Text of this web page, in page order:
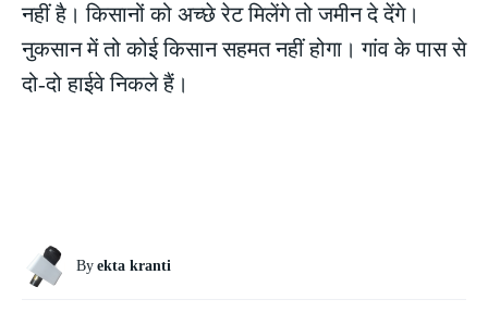
नहीं है। किसानों को अच्छे रेट मिलेंगे तो जमीन दे देंगे।
नुकसान में तो कोई किसान सहमत नहीं होगा। गांव के पास से
दो-दो हाईवे निकले हैं।
By ekta kranti